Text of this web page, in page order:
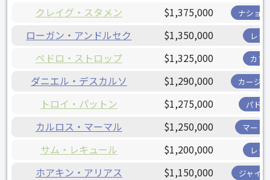
クレイグ・スタメン $1,375,000 ナショ
ローガン・アンドルセク $1,350,000 レッ
ペドロ・ストロップ $1,325,000 カブ
ダニエル・デスカルソ $1,290,000 カージ
トロイ・パットン $1,275,000 パド
カルロス・マーマル $1,250,000 マーリ
サム・レキュール $1,200,000 レッ
ホアキン・アリアス $1,150,000 ジャイ